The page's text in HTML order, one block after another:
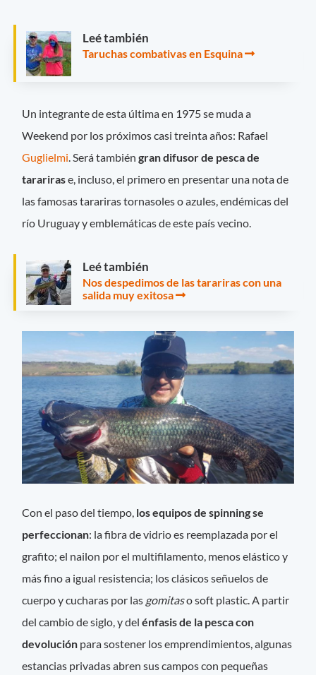
Leé también
Taruchas combativas en Esquina
Un integrante de esta última en 1975 se muda a
Weekend por los próximos casi treinta años: Rafael
Guglielmi . Será también gran difusor de pesca de
tararirase, incluso, el primero en presentar una nota de
las famosas tarariras tornasoles o azules, endémicas del
río Uruguay y emblemáticas de este país vecino.
Leé también
Nos despedimos de las tarariras con una
salida muy exitosa
Con el paso del tiempo, los equipos de spinning se
perfeccionan: la fibra de vidrio es reemplazada por el
grafito; el nailon por el multifilamento, menos elástico y
más fino a igual resistencia; los clásicos señuelos de
cuerpo y cucharas por las gomitaso soft plastic. A partir
del cambio de siglo, y delénfasis de la pesca con
devolución para sostener los emprendimientos, algunas
estancias privadas abren sus campos con pequeñas